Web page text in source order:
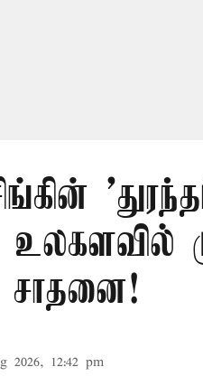
2026, 12:42 pm